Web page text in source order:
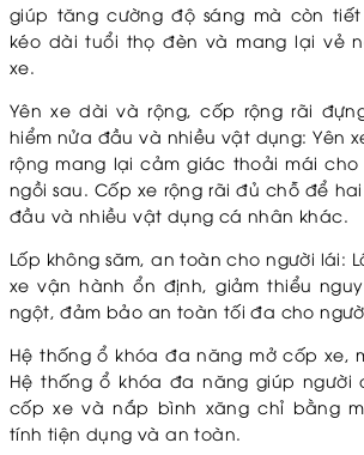
giúp tăng cường độ sáng mà còn tiết
kéo dài tuổi thọ đèn và mang lại vẻ
xe.
Yên xe dài và rộng, cốp rộng rãi
hiểm nửa đầu và nhiều vật dụng: Yên
rộng mang lại cảm giác thoải mái
ngồi sau. Cốp xe rộng rãi đủ chỗ để
đầu và nhiều vật dụng cá nhân khác.
Lốp không săm, an toàn cho người lái:
xe vận hành ổn định, giảm thiểu
ngột, đảm bảo an toàn tối đa cho
Hệ thống ổ khóa đa năng mở cốp xe,
Hệ thống ổ khóa đa năng giúp người
cốp xe và nắp bình xăng chỉ bằng
tính tiện dụng và an toàn.